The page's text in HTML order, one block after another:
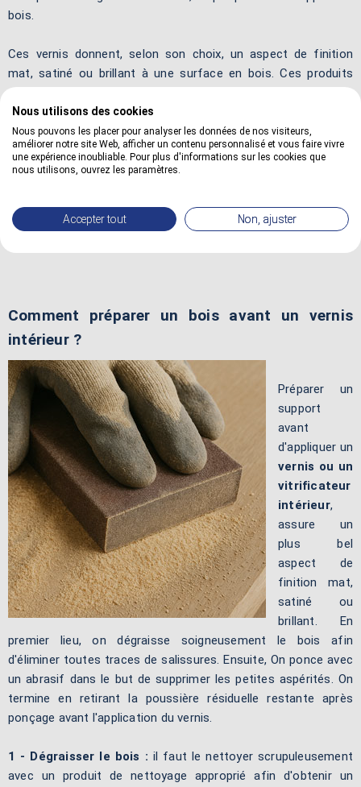
bois.
Ces vernis donnent, selon son choix, un aspect de finition
mat, satiné ou brillant à une surface en bois. Ces produits
subliment les boiseries en laissant la matière exprimer toute
son authenticité. Les vernis offrent ainsi un rendu
exceptionnel sur tous les types de surface en bois. Les
harmonies naturelles des vernis offrent une source
d'inspiration infinie pour créer de l'émotion dans ses
grande qualité de souplesse, de solidité et de dureté pour une
protection remarquable pendant de nombreuses années.
Comment préparer un bois avant un vernis
intérieur ?
Préparer un
support
avant
d'appliquer un
vernis ou un
vitrificateur
intérieur,
assure un
plus bel
aspect de
finition mat,
satiné ou
brillant. En
premier lieu, on dégraisse soigneusement le bois afin
d'éliminer toutes traces de salissures. Ensuite, On ponce avec
un abrasif dans le but de supprimer les petites aspérités. On
termine en retirant la poussière résiduelle restante après
ponçage avant l'application du vernis.
1 - Dégraisser le bois : il faut le nettoyer scrupuleusement
avec un produit de nettoyage approprié afin d'obtenir un
Nous utilisons des cookies
Nous pouvons les placer pour analyser les données de nos visiteurs,
améliorer notre site Web, afficher un contenu personnalisé et vous faire vivre
une expérience inoubliable. Pour plus d'informations sur les cookies que
nous utilisons, ouvrez les paramètres.
Accepter tout Non, ajuster